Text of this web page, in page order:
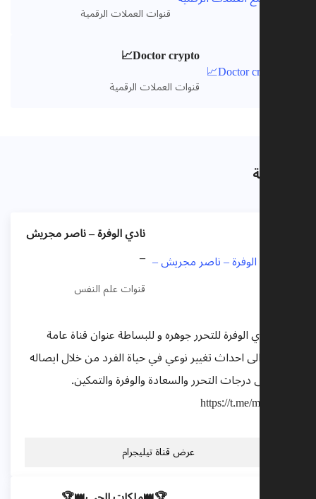
قنوات العملات الرقمية
Doctor crypto📈
قنوات العملات الرقمية
نادي الوفرة – ناصر مجريش
–
قنوات علم النفس
قناة نادي الوفرة للتحرر جوهره و للبساطة عنوان قناة عامة
تهدف الى احداث تغيير نوعي في حياة الفرد من خلال ايصاله
الى أعلى درجات التحرر والسعادة والوفرة والتمكين.
https://t.me/majreesh
عرض قناة تيليجرام